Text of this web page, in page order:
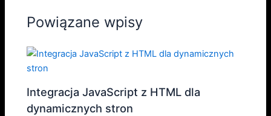
Powiązane wpisy
Integracja JavaScript z HTML dla
dynamicznych stron